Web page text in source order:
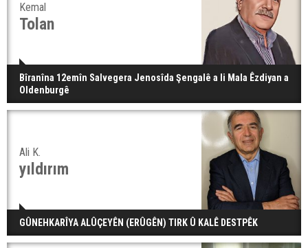
Kemal
Tolan
Bîranîna 12emîn Salvegera Jenosîda Şengalê a li Mala Êzdiyan a
Oldenburgê
Ali K.
yıldırım
GÛNEHKARÎYA ALÛÇEYÊN (ERÛGÊN) TIRK Û KALÊ DESTPÊK